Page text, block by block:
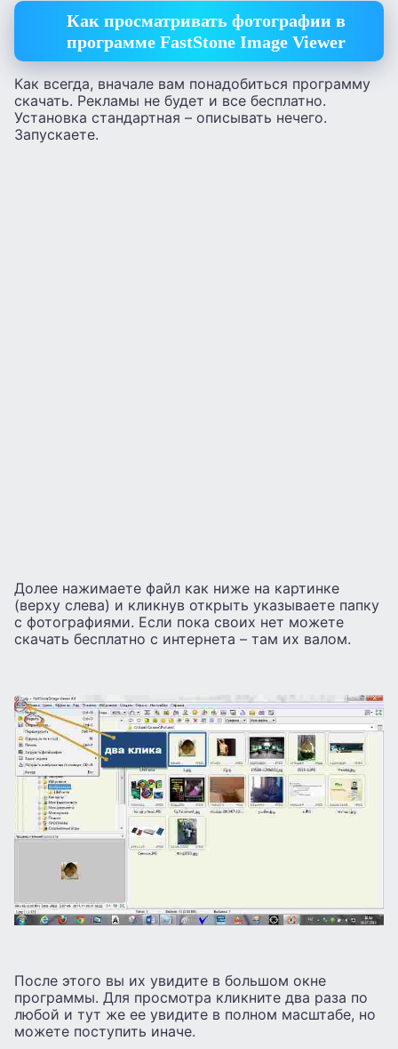
Как просматривать фотографии в
программе FastStone Image Viewer
Как всегда, вначале вам понадобиться программу
скачать. Рекламы не будет и все бесплатно.
Установка стандартная – описывать нечего.
Запускаете.
Долее нажимаете файл как ниже на картинке
(верху слева) и кликнув открыть указываете папку
с фотографиями. Если пока своих нет можете
скачать бесплатно с интернета – там их валом.
После этого вы их увидите в большом окне
программы. Для просмотра кликните два раза по
любой и тут же ее увидите в полном масштабе, но
можете поступить иначе.